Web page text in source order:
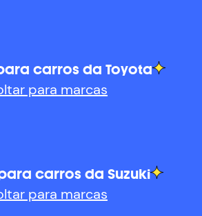
carros da Toyota
para marcas
carros da Suzuki
para marcas